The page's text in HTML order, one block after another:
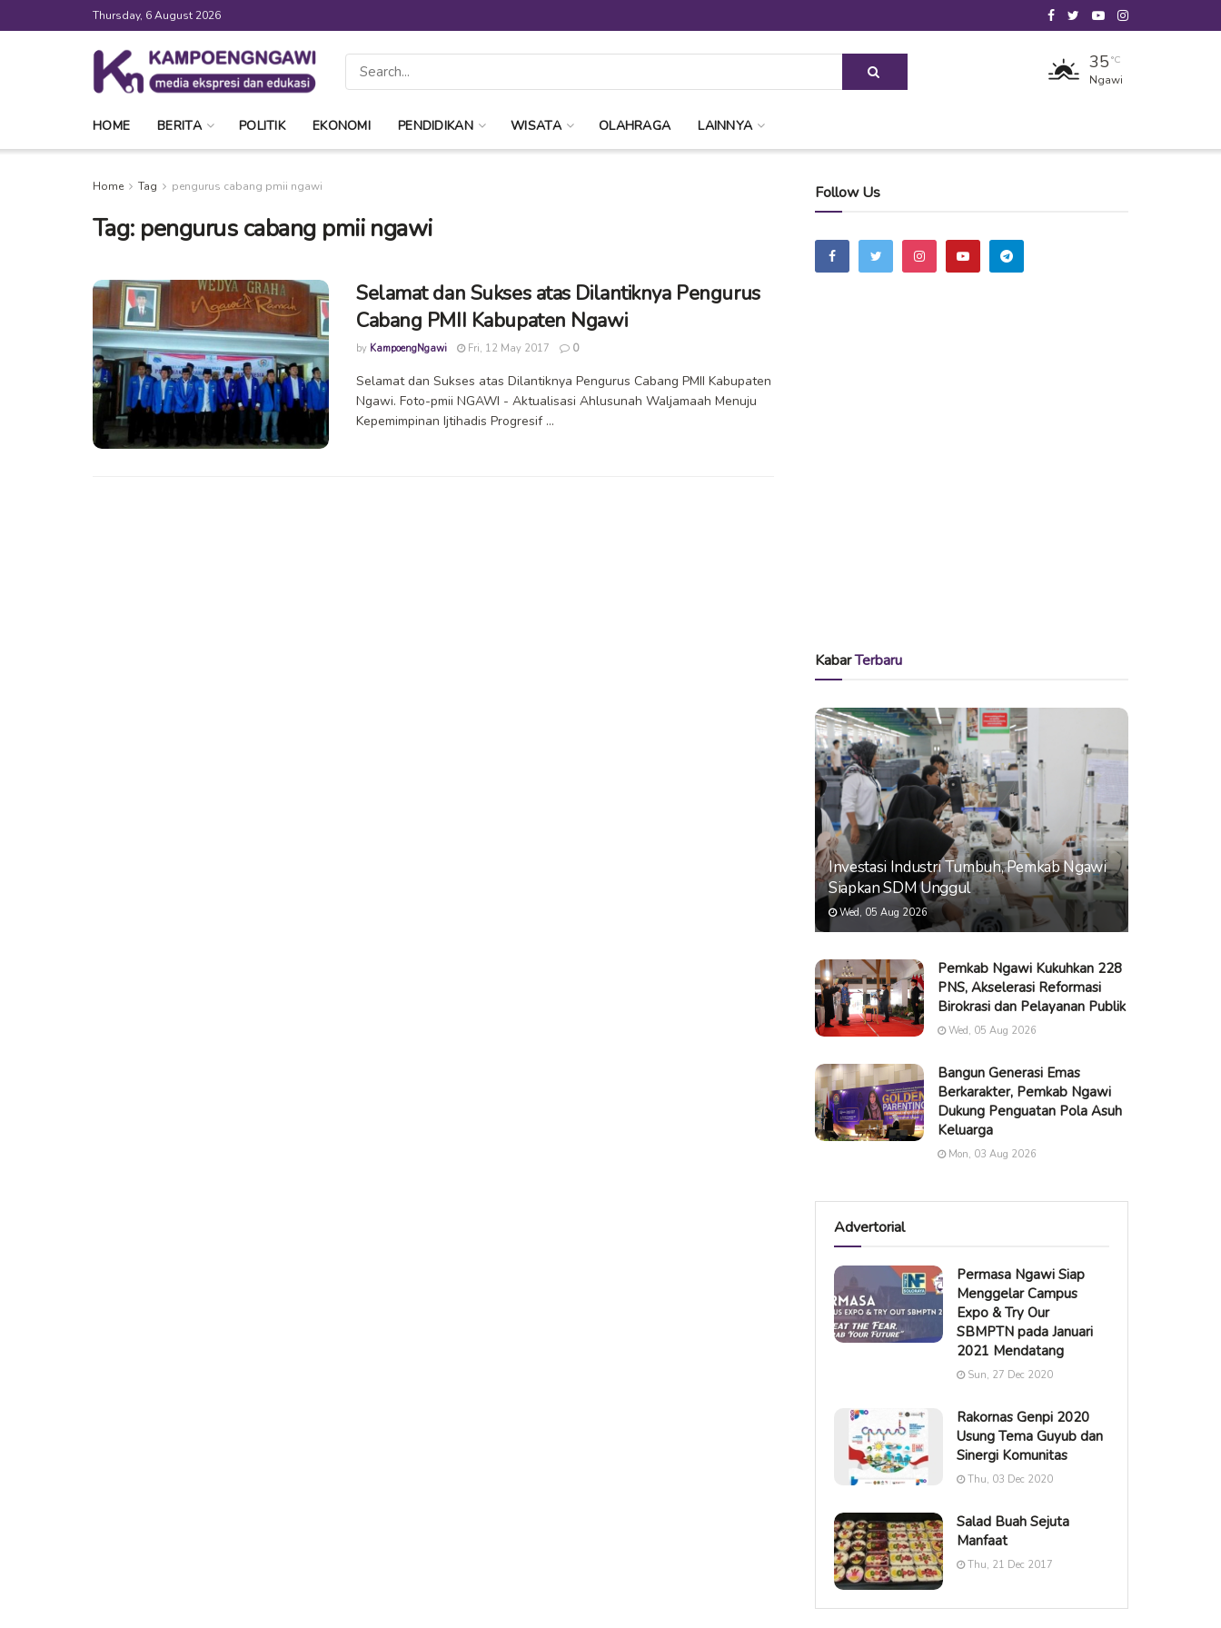
Thursday, 6 August 2026
35 °C
Ngawi
HOME BERITA POLITIK EKONOMI PENDIDIKAN WISATA OLAHRAGA LAINNYA
Home Tag pengurus cabang pmii ngawi
Tag: pengurus cabang pmii ngawi
Selamat dan Sukses atas Dilantiknya Pengurus
Cabang PMII Kabupaten Ngawi
by KampoengNgawi Fri, 12 May 2017 0
Selamat dan Sukses atas Dilantiknya Pengurus Cabang PMII Kabupaten
Ngawi. Foto-pmii NGAWI - Aktualisasi Ahlusunah Waljamaah Menuju
Kepemimpinan Ijtihadis Progresif ...
Follow Us
KabarTerbaru
Investasi Industri Tumbuh, Pemkab Ngawi
Siapkan SDM Unggul
Wed, 05 Aug 2026
Pemkab Ngawi Kukuhkan 228
PNS, Akselerasi Reformasi
Birokrasi dan Pelayanan Publik
Wed, 05 Aug 2026
Bangun Generasi Emas
Berkarakter, Pemkab Ngawi
Dukung Penguatan Pola Asuh
Keluarga
Mon, 03 Aug 2026
Advertorial
Permasa Ngawi Siap
Menggelar Campus
Expo & Try Our
SBMPTN pada Januari
2021 Mendatang
Sun, 27 Dec 2020
Rakornas Genpi 2020
Usung Tema Guyub dan
Sinergi Komunitas
Thu, 03 Dec 2020
Salad Buah Sejuta
Manfaat
Thu, 21 Dec 2017